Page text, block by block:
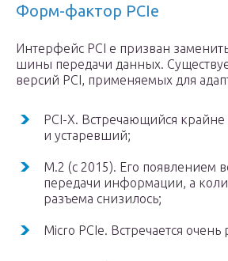
Форм-фактор PCIe
Интерфейс PCI e призван
шины передачи данных.
версий PCI, применяемых для
PCI-X. Встречающийся крайне
и устаревший;
M.2 (c 2015). Его появлением
передачи информации, а
разъема снизилось;
Micro PCIe. Встречается очень